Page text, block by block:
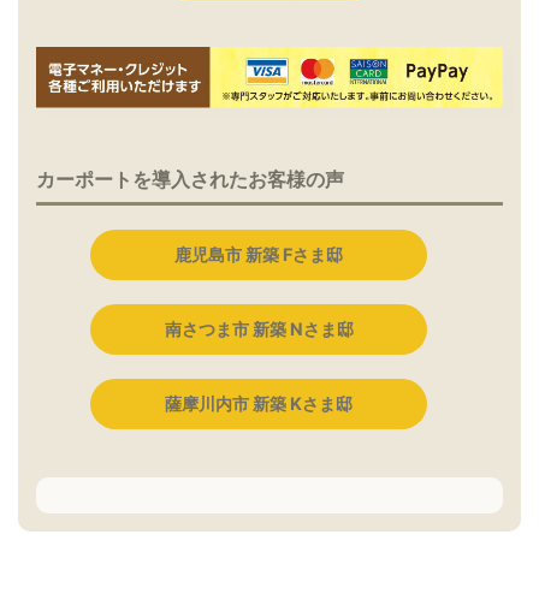
カーポートを導入されたお客様の声
鹿児島市 新築 Fさま邸
南さつま市 新築 Nさま邸
薩摩川内市 新築 Kさま邸